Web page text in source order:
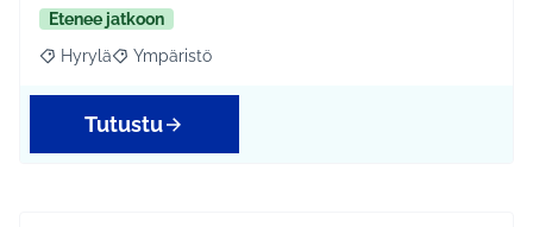
Etenee jatkoon
Rajaa tulokset aihepiirin mukaan: Hyrylä
Hyrylä Rajaa tulokset teeman mukaan: Ympäristö
Ympäristö
Tutustu